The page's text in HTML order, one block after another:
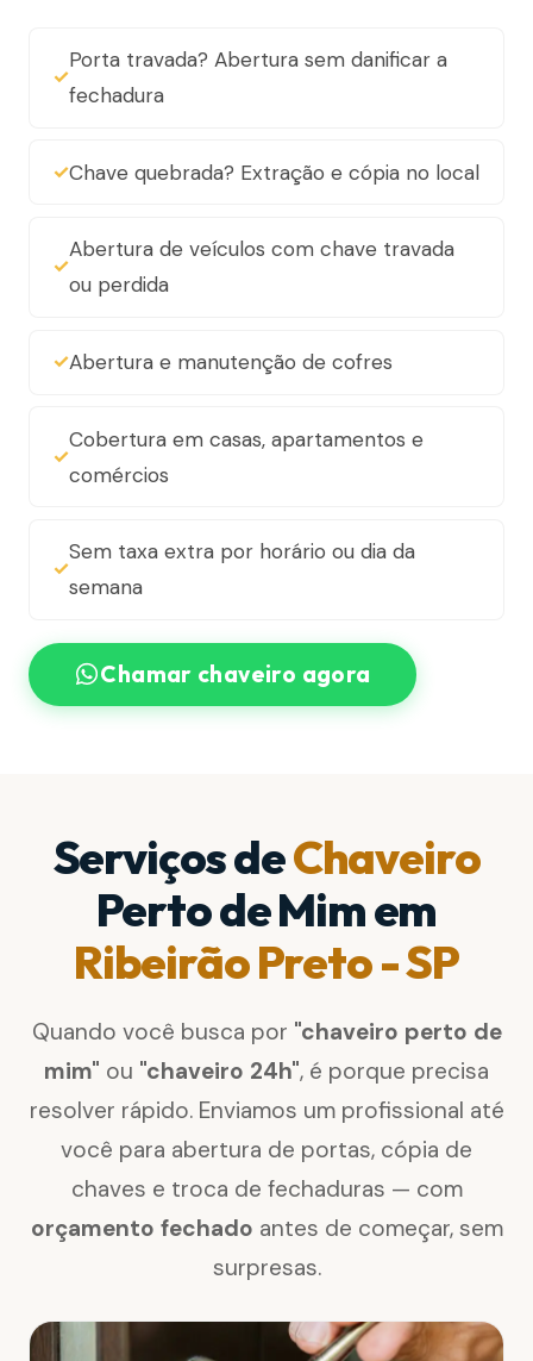
Porta travada? Abertura sem danificar a
fechadura
Chave quebrada? Extração e cópia no local
Abertura de veículos com chave travada
ou perdida
Abertura e manutenção de cofres
Cobertura em casas, apartamentos e
comércios
Sem taxa extra por horário ou dia da
semana
Chamar chaveiro agora
Serviços deChaveiro
Perto de Mim em
Ribeirão Preto - SP
Quando você busca por "chaveiro perto de
mim" ou "chaveiro 24h", é porque precisa
resolver rápido. Enviamos um profissional até
você para abertura de portas, cópia de
chaves e troca de fechaduras — com
orçamento fechado antes de começar, sem
surpresas.